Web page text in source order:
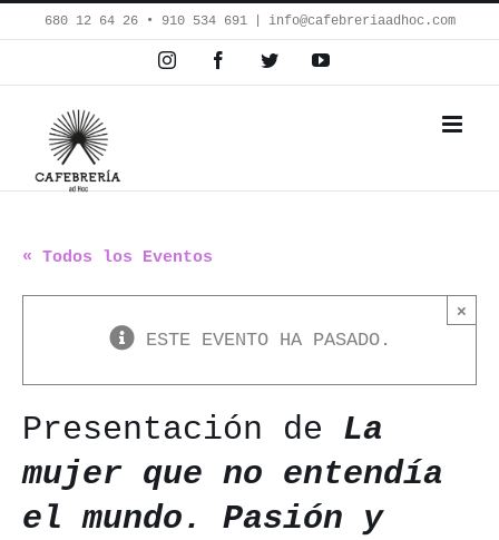
Saltar
al
contenido
680 12 64 26‬ • 910 534 691 info@cafebreriaadhoc.com
InstagramFacebookTwitterYouTube
« Todos los Eventos
×
ESTE EVENTO HA PASADO.
Presentación de La
mujer que no entendía
el mundo. Pasión y